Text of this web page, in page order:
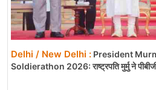
Delhi / New Delhi : President
Soldierathon 2026: राष्ट्रपति मुर्मु ने